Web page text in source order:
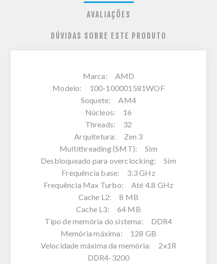
AVALIAÇÕES
DÚVIDAS SOBRE ESTE PRODUTO
Marca: AMD
Modelo: 100-100001581WOF
Soquete: AM4
Núcleos: 16
Threads: 32
Arquitetura: Zen 3
Multithreading (SMT): Sim
Desbloqueado para overclocking: Sim
Frequência base: 3.3 GHz
Frequência Max Turbo: Até 4.8 GHz
Cache L2: 8 MB
Cache L3: 64 MB
Tipo de memória do sistema: DDR4
Memória máxima: 128 GB
Velocidade máxima da memória: 2x1R
DDR4-3200